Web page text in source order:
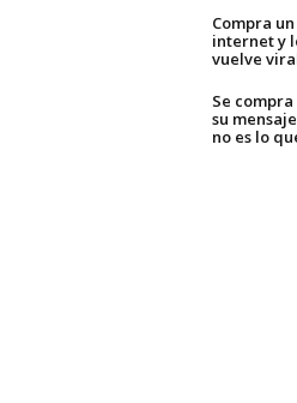
Compra
internet y
vuelve
Se
su
no es lo